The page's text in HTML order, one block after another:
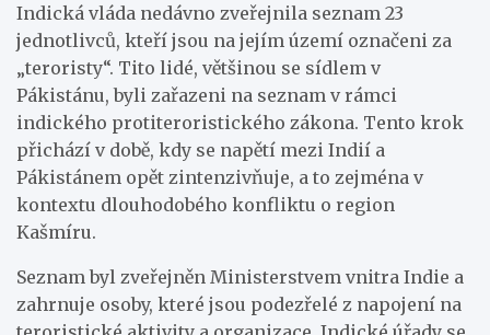
Indická vláda nedávno zveřejnila seznam 23
jednotlivců, kteří jsou na jejím území označeni za
„teroristy“. Tito lidé, většinou se sídlem v
Pákistánu, byli zařazeni na seznam v rámci
indického protiteroristického zákona. Tento krok
přichází v době, kdy se napětí mezi Indií a
Pákistánem opět zintenzivňuje, a to zejména v
kontextu dlouhodobého konfliktu o region
Kašmíru.
Seznam byl zveřejněn Ministerstvem vnitra Indie a
zahrnuje osoby, které jsou podezřelé z napojení na